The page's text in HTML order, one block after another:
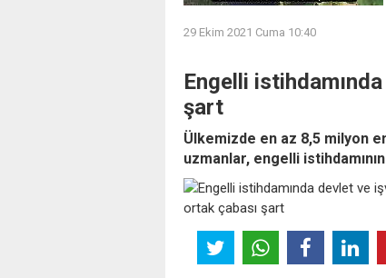
29 Ekim 2021 Cuma 10:40
Engelli
şart
Ülkemizde en az 8,5 milyon
uzmanlar, engelli